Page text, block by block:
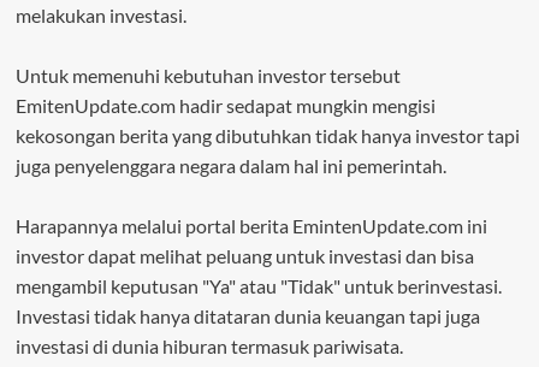
melakukan investasi.
Untuk memenuhi kebutuhan investor tersebut
EmitenUpdate.com hadir sedapat mungkin mengisi
kekosongan berita yang dibutuhkan tidak hanya investor tapi
juga penyelenggara negara dalam hal ini pemerintah.
Harapannya melalui portal berita EmintenUpdate.com ini
investor dapat melihat peluang untuk investasi dan bisa
mengambil keputusan "Ya" atau "Tidak" untuk berinvestasi.
Investasi tidak hanya ditataran dunia keuangan tapi juga
investasi di dunia hiburan termasuk pariwisata.